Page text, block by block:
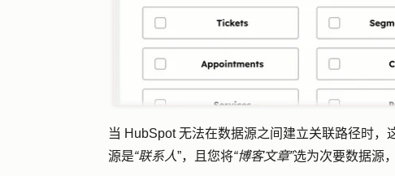
当 HubSpot 无法在数据源之间建立关联路径时
源是“联系人”，且您将“博客文章”选为次要数据源